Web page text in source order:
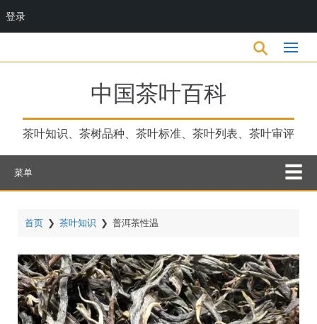
到
中国茶叶百科
茶叶知识、茶树品种、茶叶标准、茶叶列表、茶叶审评
菜单
首页 ❯ 茶叶知识 ❯ 普洱茶性温
登录